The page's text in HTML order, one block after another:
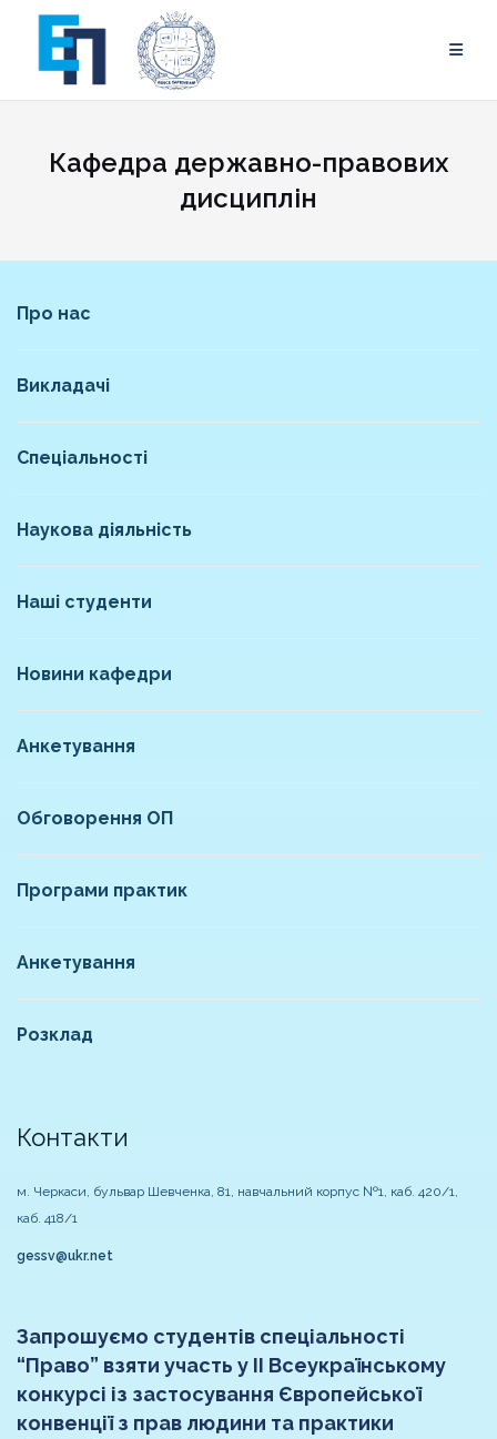
content
Кафедра державно-правових
дисциплін
Про нас
Викладачі
Спеціальності
Наукова діяльність
Наші студенти
Новини кафедри
Анкетування
Обговорення ОП
Програми практик
Анкетування
Розклад
Контакти
м. Черкаси, бульвар Шевченка, 81, навчальний корпус №1, каб. 420/1,
каб. 418/1
gessv@ukr.net
Запрошуємо студентів спеціальності
“Право” взяти участь у ІІ Всеукраїнському
конкурсі із застосування Європейської
конвенції з прав людини та практики